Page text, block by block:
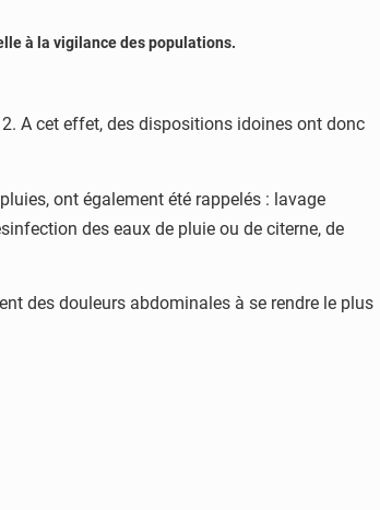
à la vigilance des populations.
A cet effet, des dispositions idoines ont donc
ont également été rappelés : lavage
des eaux de pluie ou de citerne, de
des douleurs abdominales à se rendre le plus